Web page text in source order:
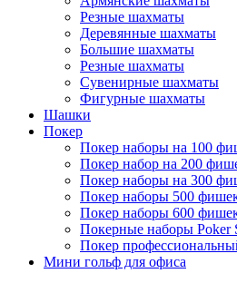
Резные шахматы
Деревянные шахматы
Большие шахматы
Резные шахматы
Сувенирные шахматы
Фигурные шахматы
Шашки
Покер
Покер наборы на 100
Покер набор на 200
Покер наборы на 300
Покер наборы 500
Покер наборы 600
Покерные наборы Poker
Покер
Мини гольф для офиса